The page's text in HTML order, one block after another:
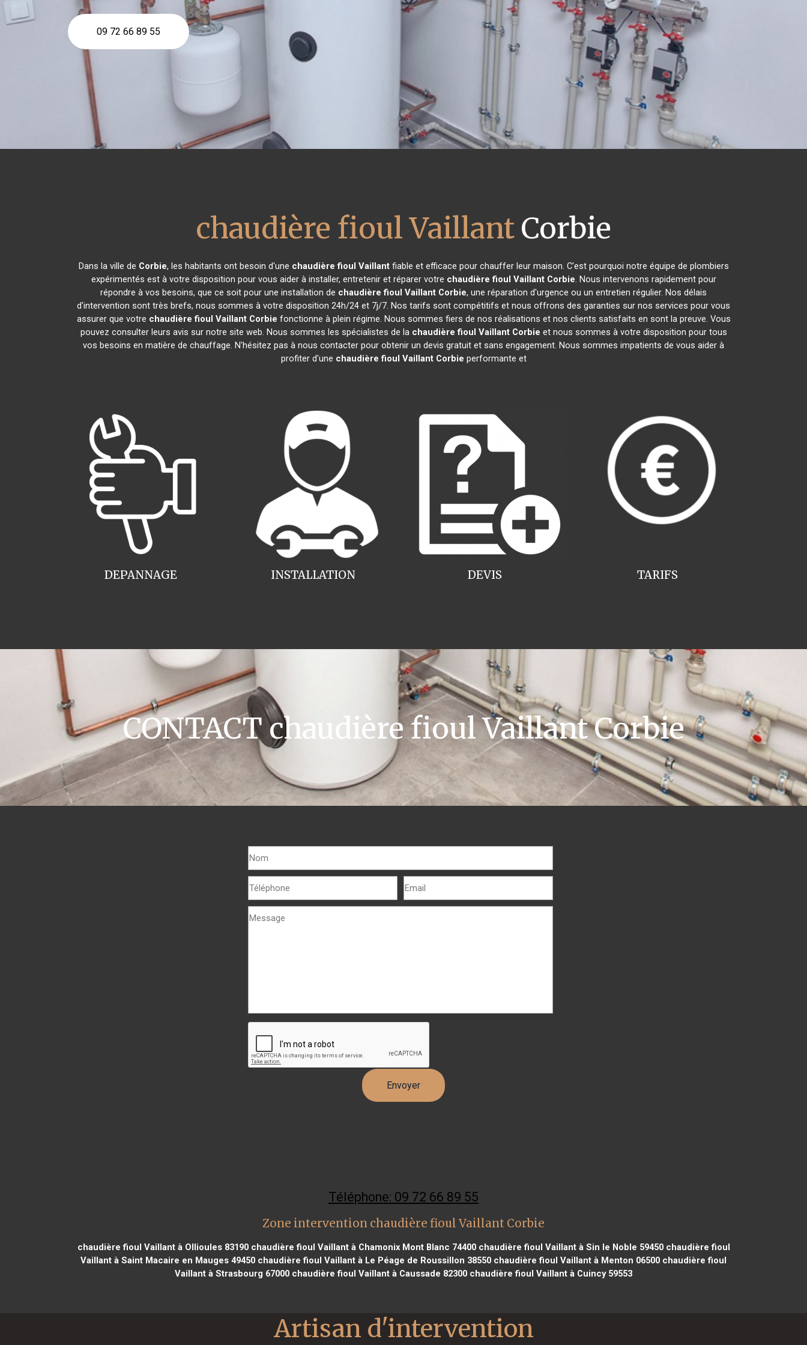
09 72 66 89 55
chaudière fioul Vaillant Corbie
Dans la ville de Corbie, les habitants ont besoin d'une chaudière fioul Vaillantfiable et efficace pour chauffer leur maison. C'est pourquoi notre équipe de plombiers
expérimentés est à votre disposition pour vous aider à installer, entretenir et réparer votre chaudière fioul Vaillant Corbie. Nous intervenons rapidement pour
répondre à vos besoins, que ce soit pour une installation de chaudière fioul Vaillant Corbie, une réparation d'urgence ou un entretien régulier. Nos délais
d'intervention sont très brefs, nous sommes à votre disposition 24h/24 et 7j/7. Nos tarifs sont compétitifs et nous offrons des garanties sur nos services pour vous
assurer que votre chaudière fioul Vaillant Corbie fonctionne à plein régime. Nous sommes fiers de nos réalisations et nos clients satisfaits en sont la preuve. Vous
pouvez consulter leurs avis sur notre site web. Nous sommes les spécialistes de la chaudière fioul Vaillant Corbie et nous sommes à votre disposition pour tous
vos besoins en matière de chauffage. N'hésitez pas à nous contacter pour obtenir un devis gratuit et sans engagement. Nous sommes impatients de vous aider à
profiter d'une chaudière fioul Vaillant Corbie performante et
INSTALLATION
DEPANNAGE TARIFS
DEVIS
CONTACT chaudière fioul Vaillant Corbie
Téléphone: 09 72 66 89 55
Zone intervention chaudière fioul Vaillant Corbie
chaudière fioul Vaillant à Ollioules 83190chaudière fioul Vaillant à Chamonix Mont Blanc 74400chaudière fioul Vaillant à Sin le Noble 59450chaudière fioul
Vaillant à Saint Macaire en Mauges 49450 chaudière fioul Vaillant à Le Péage de Roussillon 38550 chaudière fioul Vaillant à Menton 06500 chaudière fioul
Vaillant à Strasbourg 67000 chaudière fioul Vaillant à Caussade 82300 chaudière fioul Vaillant à Cuincy 59553
Artisan d'intervention